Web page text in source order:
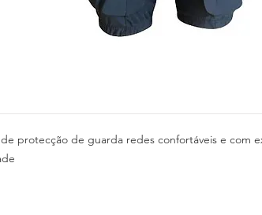
protecção de guarda redes confortáveis e com